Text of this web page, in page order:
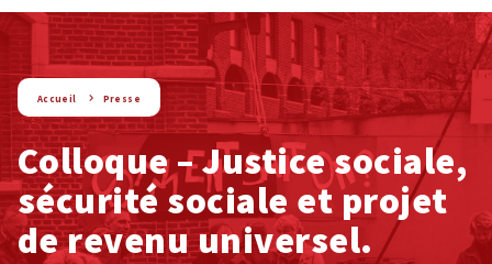
string(6) « presse »
Accueil Presse
Colloque – Justice sociale,
sécurité sociale et projet
de revenu universel.